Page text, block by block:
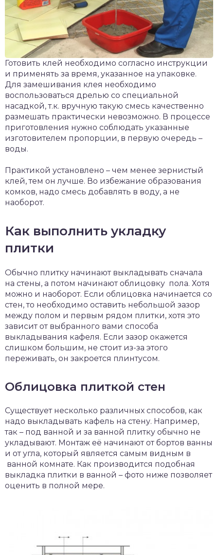
Готовить клей необходимо согласно инструкции
и применять за время, указанное на упаковке.
Для замешивания клея необходимо
воспользоваться дрелью со специальной
насадкой, т.к. вручную такую смесь качественно
размешать практически невозможно. В процессе
приготовления нужно соблюдать указанные
изготовителем пропорции, в первую очередь –
воды.
Практикой установлено – чем менее зернистый
клей, тем он лучше. Во избежание образования
комков, надо смесь добавлять в воду, а не
наоборот.
Как выполнить укладку
плитки
Обычно плитку начинают выкладывать сначала
на стены, а потом начинают облицовку пола. Хотя
можно и наоборот. Если облицовка начинается со
стен, то необходимо оставить небольшой зазор
между полом и первым рядом плитки, хотя это
зависит от выбранного вами способа
выкладывания кафеля. Если зазор окажется
слишком большим, не стоит из-за этого
переживать, он закроется плинтусом.
Облицовка плиткой стен
Существует несколько различных способов, как
надо выкладывать кафель на стену. Например,
так – под ванной и за ванной плитку обычно не
укладывают. Монтаж её начинают от бортов ванны
и от угла, который является самым видным в
ванной комнате. Как производится подобная
выкладка плитки в ванной – фото ниже позволяет
оценить в полной мере.